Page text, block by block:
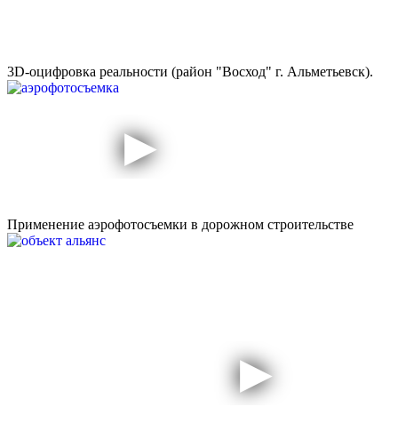
3D-оцифровка реальности (район "Восход" г. Альметьевск).
Применение аэрофотосъемки в дорожном строительстве